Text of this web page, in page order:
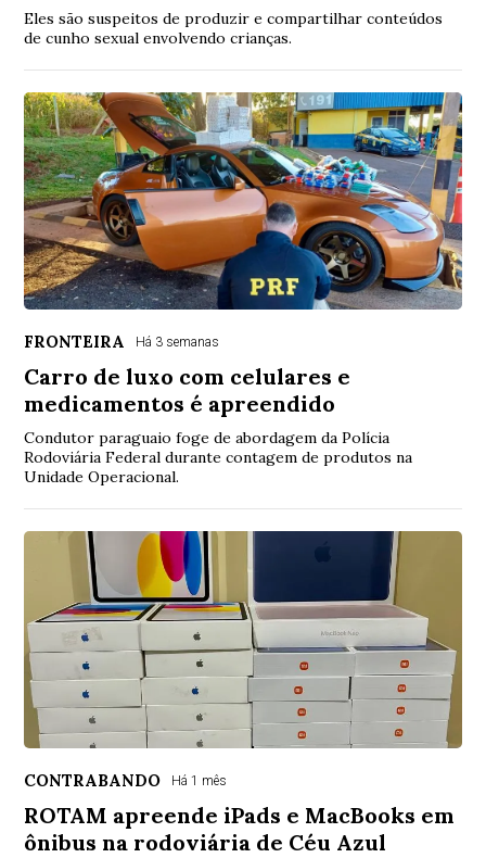
Eles são suspeitos de produzir e compartilhar conteúdos
de cunho sexual envolvendo crianças.
FRONTEIRA Há 3 semanas
Carro de luxo com celulares e
medicamentos é apreendido
Condutor paraguaio foge de abordagem da Polícia
Rodoviária Federal durante contagem de produtos na
Unidade Operacional.
CONTRABANDO Há 1 mês
ROTAM apreende iPads e MacBooks em
ônibus na rodoviária de Céu Azul